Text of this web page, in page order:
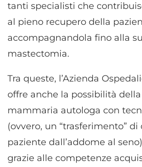
tanti specialisti che
al pieno recupero della
accompagnandola fino alla
mastectomia.
Tra queste, l’Azienda
offre anche la possibilità
mammaria autologa con
(ovvero, un “trasferimento”
paziente dall’addome al
grazie alle competenze